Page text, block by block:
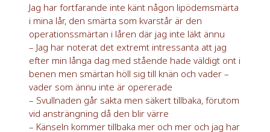
Jag har fortfarande inte känt någon lipödemsmärta
i mina lår, den smärta som kvarstår är den
operationssmärtan i låren där jag inte läkt ännu
– Jag har noterat det extremt intressanta att jag
efter min långa dag med stående hade väldigt ont i
benen men smärtan höll sig till knän och vader –
vader som ännu inte är opererade
– Svullnaden går sakta men säkert tillbaka, förutom
vid ansträngning då den blir värre
– Känseln kommer tillbaka mer och mer och jag har